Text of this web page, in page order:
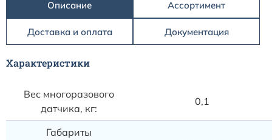
Описание Ассортимент
Доставка и оплата Документация
Характеристики
Вес многоразового
датчика, кг:
0,1
Габариты